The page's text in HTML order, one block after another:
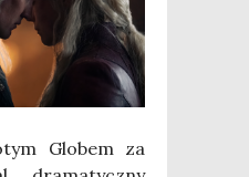
Glo­bem za